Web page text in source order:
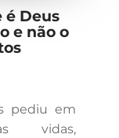
é Deus
e não o
pediu em
vidas,